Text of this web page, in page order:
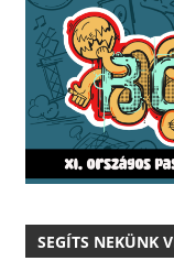
SEGÍTS NEKÜNK